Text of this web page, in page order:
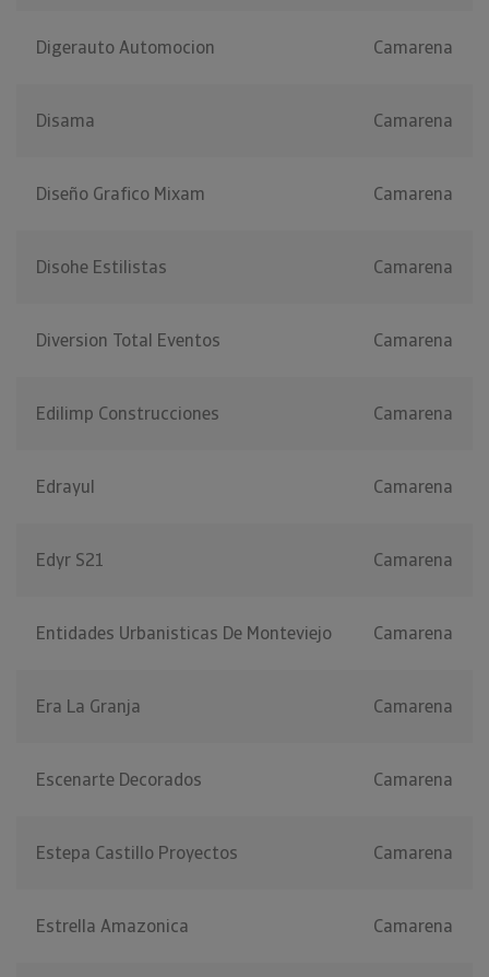
Digerauto Automocion Camarena
Disama Camarena
Diseño Grafico Mixam Camarena
Disohe Estilistas Camarena
Diversion Total Eventos Camarena
Edilimp Construcciones Camarena
Edrayul Camarena
Edyr S21 Camarena
Entidades Urbanisticas De Monteviejo Camarena
Era La Granja Camarena
Escenarte Decorados Camarena
Estepa Castillo Proyectos Camarena
Estrella Amazonica Camarena